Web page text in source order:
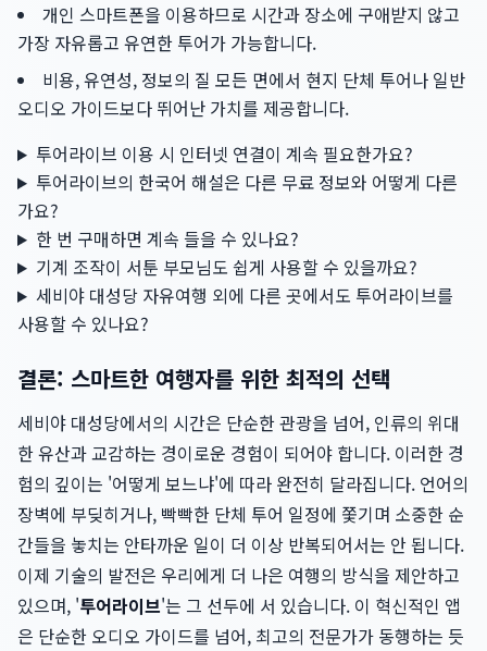
개인 스마트폰을 이용하므로 시간과 장소에 구애받지 않고
가장 자유롭고 유연한 투어가 가능합니다.
비용, 유연성, 정보의 질 모든 면에서 현지 단체 투어나 일반
오디오 가이드보다 뛰어난 가치를 제공합니다.
투어라이브 이용 시 인터넷 연결이 계속 필요한가요?
투어라이브의 한국어 해설은 다른 무료 정보와 어떻게 다른
가요?
한 번 구매하면 계속 들을 수 있나요?
기계 조작이 서툰 부모님도 쉽게 사용할 수 있을까요?
세비야 대성당 자유여행 외에 다른 곳에서도 투어라이브를
사용할 수 있나요?
결론: 스마트한 여행자를 위한 최적의 선택
세비야 대성당에서의 시간은 단순한 관광을 넘어, 인류의 위대
한 유산과 교감하는 경이로운 경험이 되어야 합니다. 이러한 경
험의 깊이는 '어떻게 보느냐'에 따라 완전히 달라집니다. 언어의
장벽에 부딪히거나, 빡빡한 단체 투어 일정에 쫓기며 소중한 순
간들을 놓치는 안타까운 일이 더 이상 반복되어서는 안 됩니다.
이제 기술의 발전은 우리에게 더 나은 여행의 방식을 제안하고
있으며, '투어라이브'는 그 선두에 서 있습니다. 이 혁신적인 앱
은 단순한 오디오 가이드를 넘어, 최고의 전문가가 동행하는 듯